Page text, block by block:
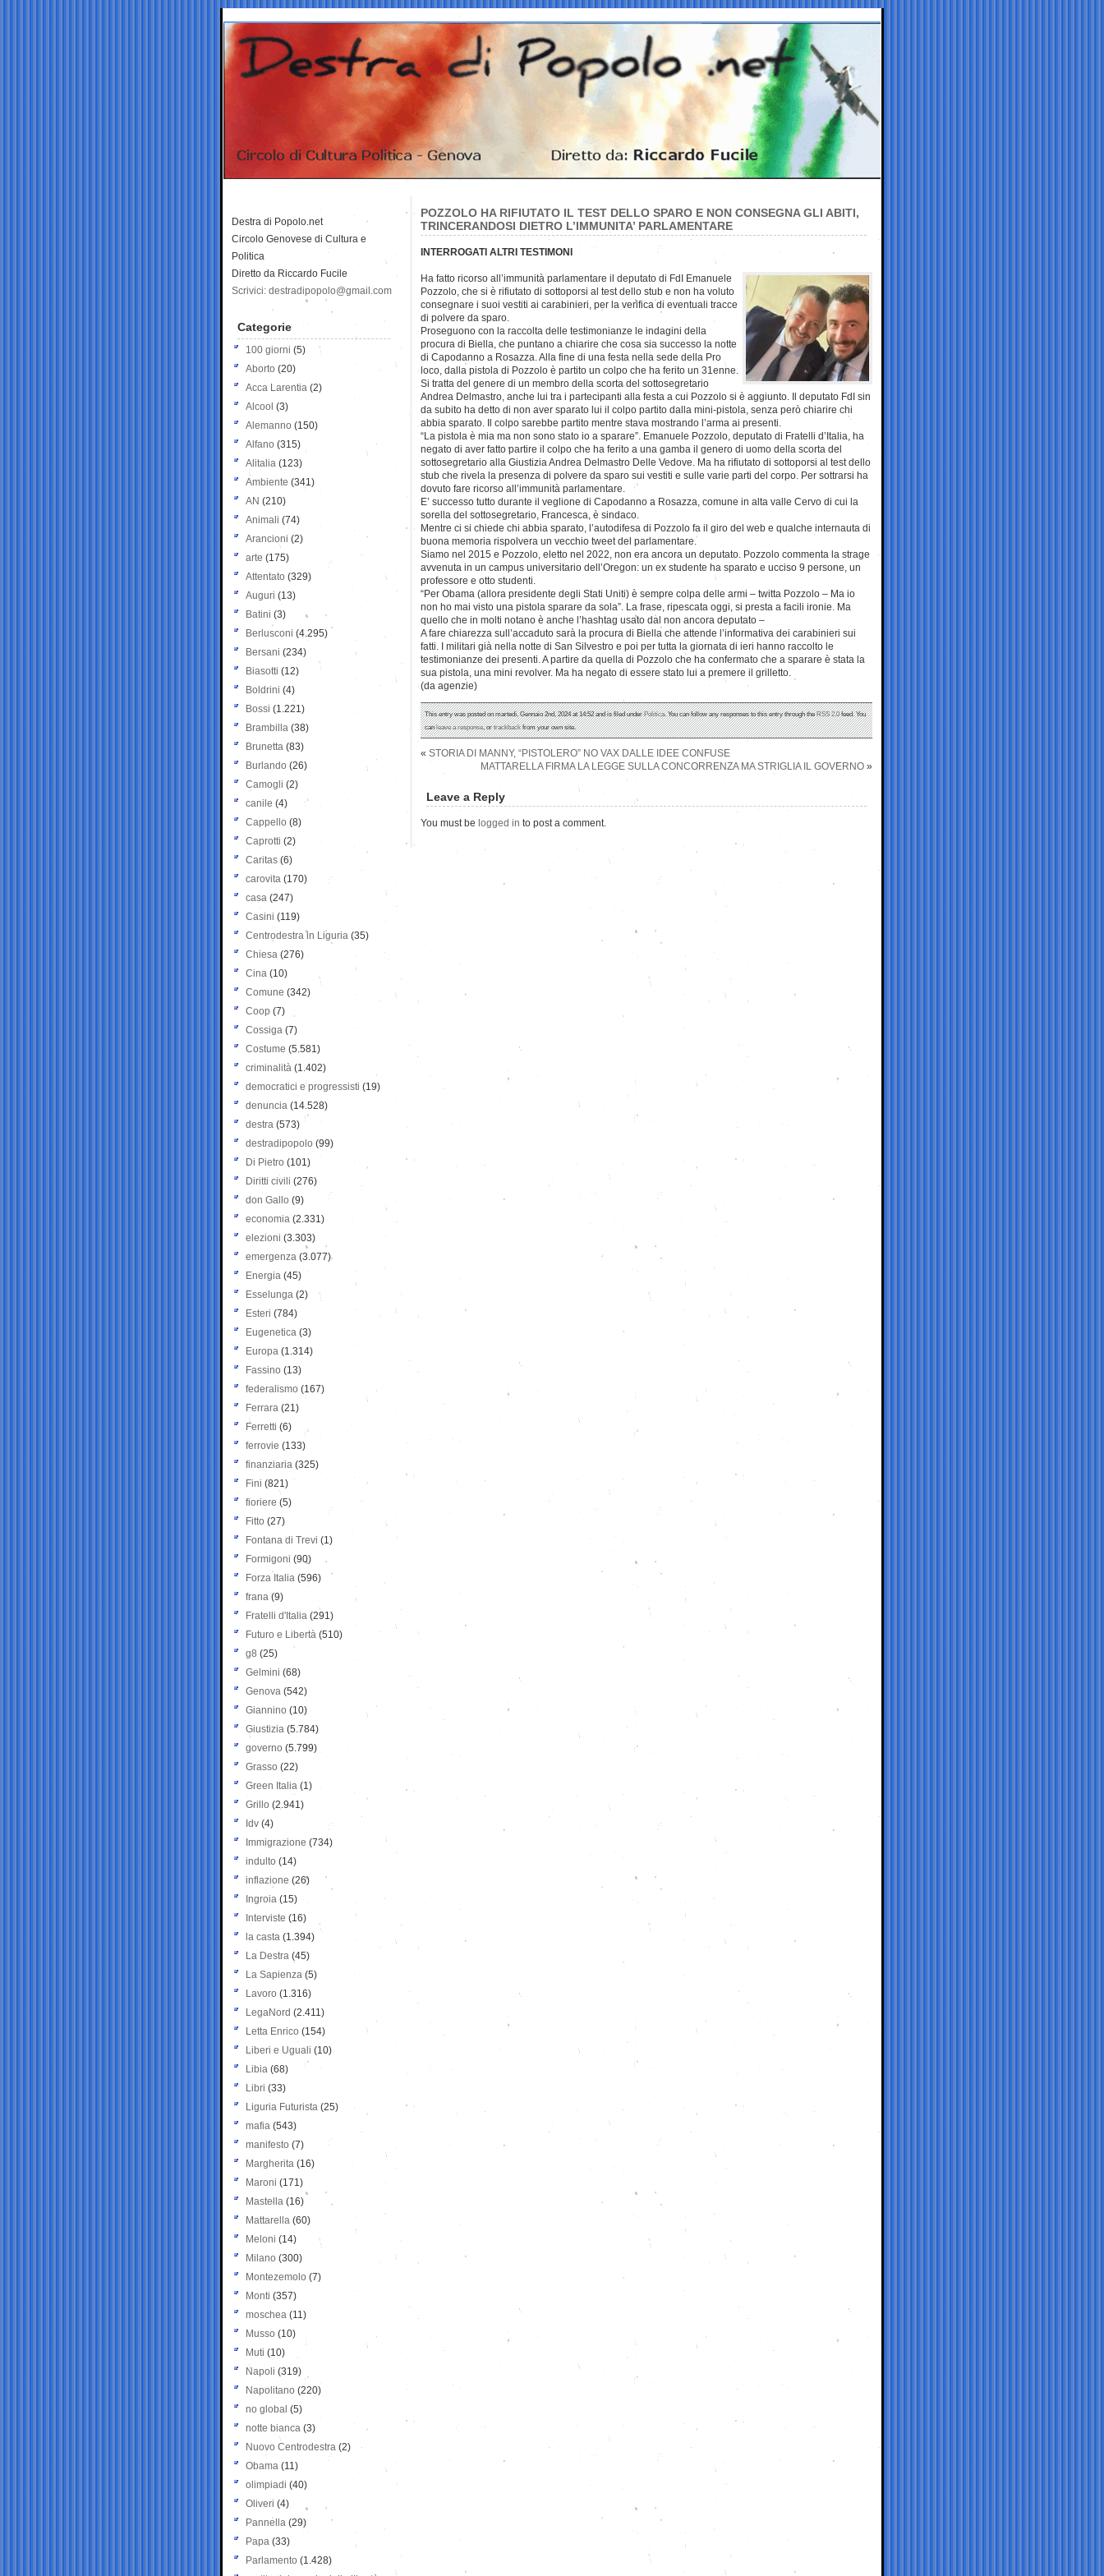
POZZOLO HA RIFIUTATO IL TEST DELLO SPARO E NON CONSEGNA GLI ABITI,
TRINCERANDOSI DIETRO L’IMMUNITA’ PARLAMENTARE
INTERROGATI ALTRI TESTIMONI
Ha fatto ricorso all’immunità parlamentare il deputato di FdI
Emanuele
Pozzolo, che si è rifiutato di sottoporsi al test dello stub e non ha voluto
consegnare i suoi vestiti ai carabinieri, per la verifica di eventuali tracce
di polvere da sparo.
Proseguono con la raccolta delle testimonianze le indagini della
procura di Biella, che puntano a chiarire che cosa sia successo la notte
di Capodanno a Rosazza. Alla fine di una festa nella sede della Pro
loco, dalla pistola di Pozzolo è partito un colpo che ha ferito un 31enne.
Si tratta del genere di un membro della scorta del sottosegretario
Andrea Delmastro, anche lui tra i partecipanti alla festa a cui Pozzolo si è aggiunto. Il deputato FdI sin
da subito ha detto di non aver sparato lui il colpo partito dalla mini-pistola, senza però chiarire chi
abbia sparato. Il colpo sarebbe partito mentre stava mostrando l’arma ai presenti.
“La pistola è mia ma non sono stato io a sparare”. Emanuele Pozzolo, deputato di Fratelli d’Italia, ha
negato di aver fatto partire il colpo che ha ferito a una gamba il genero di uomo della scorta del
sottosegretario alla Giustizia Andrea Delmastro Delle Vedove. Ma ha rifiutato di sottoporsi al test dello
stub che rivela la presenza di polvere da sparo sui vestiti e sulle varie parti del corpo. Per sottrarsi ha
dovuto fare ricorso all’immunità parlamentare.
E’ successo tutto durante il veglione di Capodanno a Rosazza, comune in alta valle Cervo di cui la
sorella del sottosegretario, Francesca, è sindaco.
Mentre ci si chiede chi abbia sparato, l’autodifesa di Pozzolo fa il giro del web e qualche internauta di
buona memoria rispolvera un vecchio tweet del parlamentare.
Siamo nel 2015 e Pozzolo, eletto nel 2022, non era ancora un deputato. Pozzolo commenta la strage
avvenuta in un campus universitario dell’Oregon: un ex studente ha sparato e ucciso 9 persone, un
professore e otto studenti.
“Per Obama (allora presidente degli Stati Uniti) è sempre colpa delle armi – twitta Pozzolo – Ma io
non ho mai visto una pistola sparare da sola”. La frase, ripescata oggi, si presta a facili ironie. Ma
quello che in molti notano è anche l’hashtag usato dal non ancora deputato –
A fare chiarezza sull’accaduto sarà la procura di Biella che attende l’informativa dei carabinieri sui
fatti. I militari già nella notte di San Silvestro e poi per tutta la giornata di ieri hanno raccolto le
testimonianze dei presenti. A partire da quella di Pozzolo che ha confermato che a sparare è stata la
sua pistola, una mini revolver. Ma ha negato di essere stato lui a premere il grilletto.
(da agenzie)
This entry was posted on martedì, Gennaio 2nd, 2024 at 14:52 and is filed underPolitica. You can follow any responses to this entry through theRSS 2.0feed. You
canleave a response, ortrackbackfrom your own site.
« STORIA DI MANNY, “PISTOLERO” NO VAX DALLE IDEE CONFUSE
MATTARELLA FIRMA LA LEGGE SULLA CONCORRENZA MA STRIGLIA IL GOVERNO »
Leave a Reply
You must be logged in to post a comment.
Destra di Popolo.net
Circolo Genovese di Cultura e
Politica
Diretto da Riccardo Fucile
Scrivici: destradipopolo@gmail.com
Categorie
100 giorni (5)
Aborto (20)
Acca Larentia (2)
Alcool (3)
Alemanno (150)
Alfano (315)
Alitalia (123)
Ambiente (341)
AN (210)
Animali (74)
Arancioni (2)
arte (175)
Attentato (329)
Auguri (13)
Batini (3)
Berlusconi (4.295)
Bersani (234)
Biasotti (12)
Boldrini (4)
Bossi (1.221)
Brambilla (38)
Brunetta (83)
Burlando (26)
Camogli (2)
canile (4)
Cappello (8)
Caprotti (2)
Caritas (6)
carovita (170)
casa (247)
Casini (119)
Centrodestra in Liguria (35)
Chiesa (276)
Cina (10)
Comune (342)
Coop (7)
Cossiga (7)
Costume (5.581)
criminalità (1.402)
democratici e progressisti (19)
denuncia (14.528)
destra (573)
destradipopolo (99)
Di Pietro (101)
Diritti civili (276)
don Gallo (9)
economia (2.331)
elezioni (3.303)
emergenza (3.077)
Energia (45)
Esselunga (2)
Esteri (784)
Eugenetica (3)
Europa (1.314)
Fassino (13)
federalismo (167)
Ferrara (21)
Ferretti (6)
ferrovie (133)
finanziaria (325)
Fini (821)
fioriere (5)
Fitto (27)
Fontana di Trevi (1)
Formigoni (90)
Forza Italia (596)
frana (9)
Fratelli d'Italia (291)
Futuro e Libertà (510)
g8 (25)
Gelmini (68)
Genova (542)
Giannino (10)
Giustizia (5.784)
governo (5.799)
Grasso (22)
Green Italia (1)
Grillo (2.941)
Idv (4)
Immigrazione (734)
indulto (14)
inflazione (26)
Ingroia (15)
Interviste (16)
la casta (1.394)
La Destra (45)
La Sapienza (5)
Lavoro (1.316)
LegaNord (2.411)
Letta Enrico (154)
Liberi e Uguali (10)
Libia (68)
Libri (33)
Liguria Futurista (25)
mafia (543)
manifesto (7)
Margherita (16)
Maroni (171)
Mastella (16)
Mattarella (60)
Meloni (14)
Milano (300)
Montezemolo (7)
Monti (357)
moschea (11)
Musso (10)
Muti (10)
Napoli (319)
Napolitano (220)
no global (5)
notte bianca (3)
Nuovo Centrodestra (2)
Obama (11)
olimpiadi (40)
Oliveri (4)
Pannella (29)
Papa (33)
Parlamento (1.428)